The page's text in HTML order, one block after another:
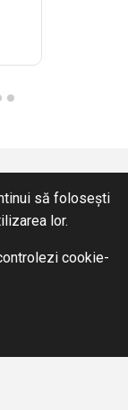
să folosești
lor.
cookie-
pe mașini unelte
Stivuitoare